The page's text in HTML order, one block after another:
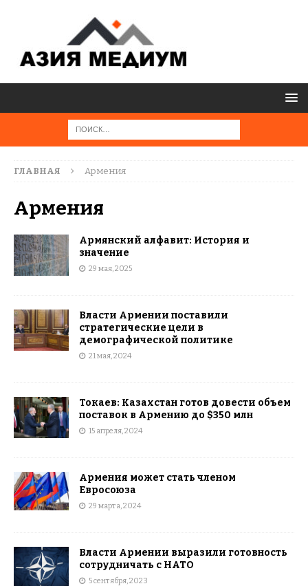
ГЛАВНАЯ Армения
Армения
Армянский алфавит: История и
значение
29 мая, 2025
Власти Армении поставили
стратегические цели в
демографической политике
21 мая, 2024
Токаев: Казахстан готов довести объем
поставок в Армению до $350 млн
15 апреля, 2024
Армения может стать членом
Евросоюза
29 марта, 2024
Власти Армении выразили готовность
сотрудничать с НАТО
5 сентября, 2023